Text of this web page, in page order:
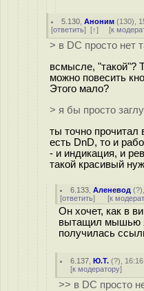
5.130 ,Аноним (130),
[ответить] [↑] [к
> в DC просто нет
всмысле, "такой"?
можно повесить
Этого мало?
> я бы просто
ты точно прочитал
есть DnD, то и
- и индикация, и
такой красивый
6.133 ,Аленевод (?
[ответить] [к
Он хочет, как в
вытащил мышью
получилась
6.137 ,Ю.Т. (?),
[к модератору]
>> в DC просто